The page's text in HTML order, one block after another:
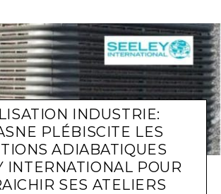
INDUSTRIE:
PLÉBISCITE LES
ADIABATIQUES
INTERNATIONAL POUR
SES ATELIERS